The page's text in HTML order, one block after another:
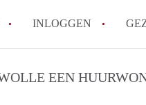
INLOGGEN
EEN